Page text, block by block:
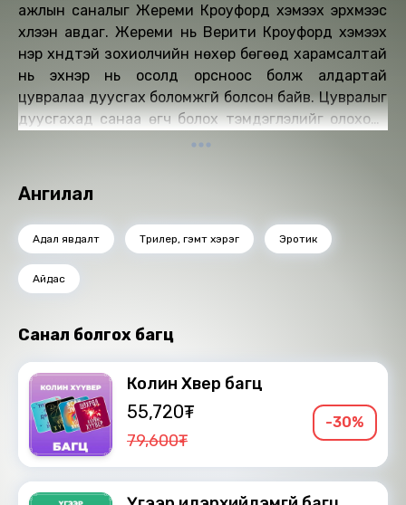
ажлын саналыг Жереми Кроуфорд хэмээх эрхмээс
хүлээн авдаг. Жереми нь Верити Кроуфорд хэмээх
нэр хүндтэй зохиолчийн нөхөр бөгөөд харамсалтай
нь эхнэр нь осолд орсноос болж алдартай
цувралаа дуусгах боломжгүй болсон байв. Цувралыг
дуусгахад санаа өгч болох тэмдэглэлийг олохоор
Лоувен Кроуфордын гэрт очно. Веритигийн
өртөх ёсгүй дуртгалынх нь нооргийг санаандгүй
олдог. Тэрхүү дуртгалд гэр бүлийнх нь амьдрал
орвонгоороо эргэсэн шөнөөс авхуулаад
Веритигийн нуруу хүйт даам олон өчлийг агуулсан
байв.
Онц сонирхолтой, гэнэтийн явдлаар дүүрэн салахын
Найруулагч: Д.Баярнэмэх
"М Нэмэх" студид бүтээв.
Зохиогчийн эрх хуулиар хамгаалагдсан 2023 он.
Ангилал
Адал явдалт Трилер, гэмт хэрэг Эротик
Айдас
Санал болгох багц
Колин Хүүвер багц
55,720₮
79,600₮
-30%